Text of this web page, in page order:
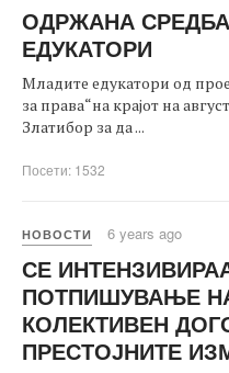
ОДРЖАНА
ЕДУКАТОРИ
Младите едукатори од
за права“на крајот на
Златибор за да ...
Посети: 1532
НОВОСТИ 6 years ago
СЕ
ПОТПИШУВАЊЕ
КОЛЕКТИВЕН
ПРЕСТОЈНИТЕ